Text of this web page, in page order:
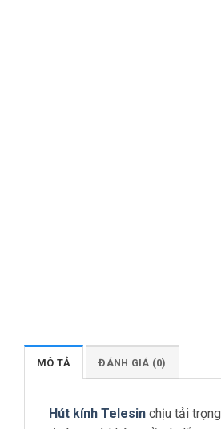
MÔ TẢ ĐÁNH GIÁ (0)
Hút kính Telesin chịu tải